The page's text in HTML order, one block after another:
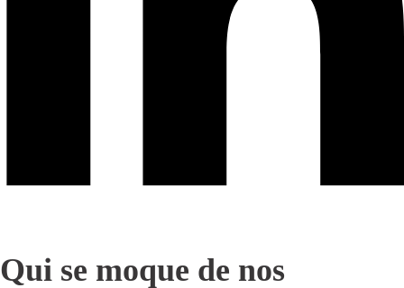
Qui se moque de nos